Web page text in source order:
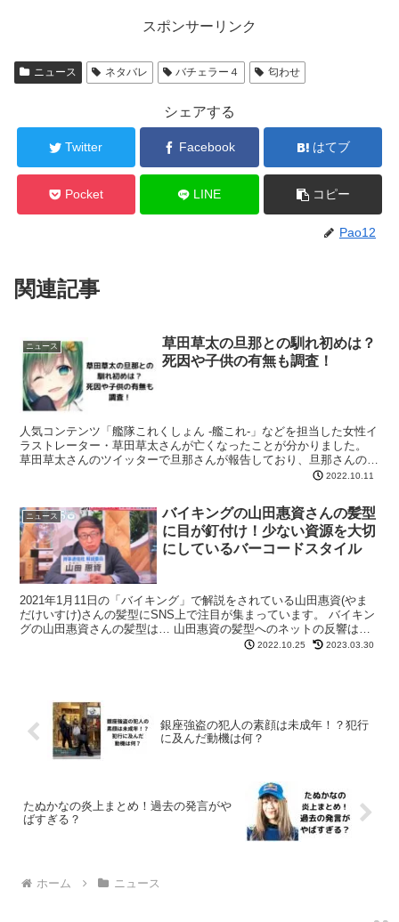
スポンサーリンク
ニュース ネタバレ バチェラー４ 匂わせ
シェアする
Twitter Facebook はてブ
Pocket LINE コピー
Pao12
関連記事
ニュース
草田草太の旦那との馴れ初めは？
死因や子供の有無も調査！
人気コンテンツ「艦隊これくしょん -艦これ-」などを担当した女性イ
ラストレーター・草田草太さんが亡くなったことが分かりました。
草田草太さんのツイッターで旦那さんが報告しており、旦那さんの存
2022.10.11
ニュース
バイキングの山田惠資さんの髪型
に目が釘付け！少ない資源を大切
にしているバーコードスタイル
2021年1月11日の「バイキング」で解説をされている山田惠資(やま
だけいすけ)さんの髪型にSNS上で注目が集まっています。 バイキン
グの山田惠資さんの髪型は… 山田惠資の髪型へのネットの反響は…
「密を避けた結果」、「坂上さんも笑い堪えら...2022.10.25 2023.03.30
銀座強盗の犯人の素顔は未成年！？犯行
に及んだ動機は何？
たぬかなの炎上まとめ！過去の発言がや
ばすぎる？
ホーム ニュース